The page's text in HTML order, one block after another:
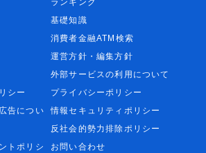
ランキング
基礎知識
消費者金融ATM検索
運営方針・編集方針
外部サービスの利用について
シー
プライバシーポリシー
告につい
情報セキュリティポリシー
反社会的勢力排除ポリシー
トポリシ
お問い合わせ